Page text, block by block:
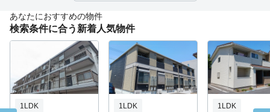
あなたにおすすめの物件
検索条件に合う新着人気物件
1LDK 1LDK 1LDK